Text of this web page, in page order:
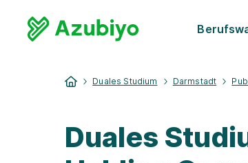
Duales Studium Darmstadt
Duales